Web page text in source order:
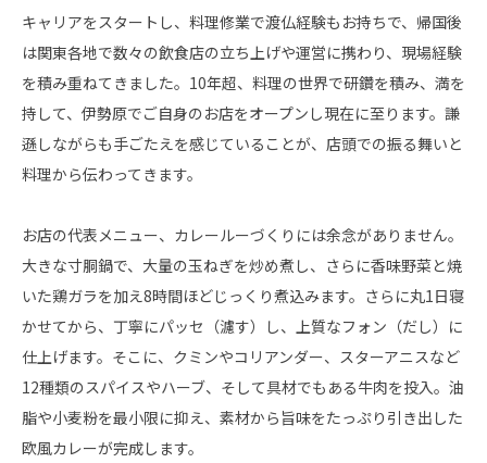
キャリアをスタートし、料理修業で渡仏経験もお持ちで、帰国後
は関東各地で数々の飲食店の立ち上げや運営に携わり、現場経験
を積み重ねてきました。10年超、料理の世界で研鑽を積み、満を
持して、伊勢原でご自身のお店をオープンし現在に至ります。謙
遜しながらも手ごたえを感じていることが、店頭での振る舞いと
料理から伝わってきます。
お店の代表メニュー、カレールーづくりには余念がありません。
大きな寸胴鍋で、大量の玉ねぎを炒め煮し、さらに香味野菜と焼
いた鶏ガラを加え8時間ほどじっくり煮込みます。さらに丸1日寝
かせてから、丁寧にパッセ（濾す）し、上質なフォン（だし）に
仕上げます。そこに、クミンやコリアンダー、スターアニスなど
12種類のスパイスやハーブ、そして具材でもある牛肉を投入。油
脂や小麦粉を最小限に抑え、素材から旨味をたっぷり引き出した
欧風カレーが完成します。